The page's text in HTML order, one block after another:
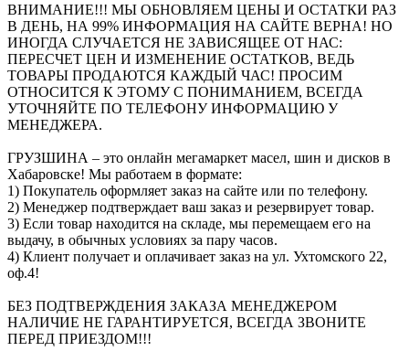
ВНИМАНИЕ!!! МЫ ОБНОВЛЯЕМ ЦЕНЫ И ОСТАТКИ РАЗ
В ДЕНЬ, НА 99% ИНФОРМАЦИЯ НА САЙТЕ ВЕРНА! НО
ИНОГДА СЛУЧАЕТСЯ НЕ ЗАВИСЯЩЕЕ ОТ НАС:
ПЕРЕСЧЕТ ЦЕН И ИЗМЕНЕНИЕ ОСТАТКОВ, ВЕДЬ
ТОВАРЫ ПРОДАЮТСЯ КАЖДЫЙ ЧАС! ПРОСИМ
ОТНОСИТСЯ К ЭТОМУ С ПОНИМАНИЕМ, ВСЕГДА
УТОЧНЯЙТЕ ПО ТЕЛЕФОНУ ИНФОРМАЦИЮ У
МЕНЕДЖЕРА.
ГРУЗШИНА – это онлайн мегамаркет масел, шин и дисков в
Хабаровске! Мы работаем в формате:
1) Покупатель оформляет заказ на сайте или по телефону.
2) Менеджер подтверждает ваш заказ и резервирует товар.
3) Если товар находится на складе, мы перемещаем его на
выдачу, в обычных условиях за пару часов.
4) Клиент получает и оплачивает заказ на ул. Ухтомского 22,
оф.4!
БЕЗ ПОДТВЕРЖДЕНИЯ ЗАКАЗА МЕНЕДЖЕРОМ
НАЛИЧИЕ НЕ ГАРАНТИРУЕТСЯ, ВСЕГДА ЗВОНИТЕ
ПЕРЕД ПРИЕЗДОМ!!!